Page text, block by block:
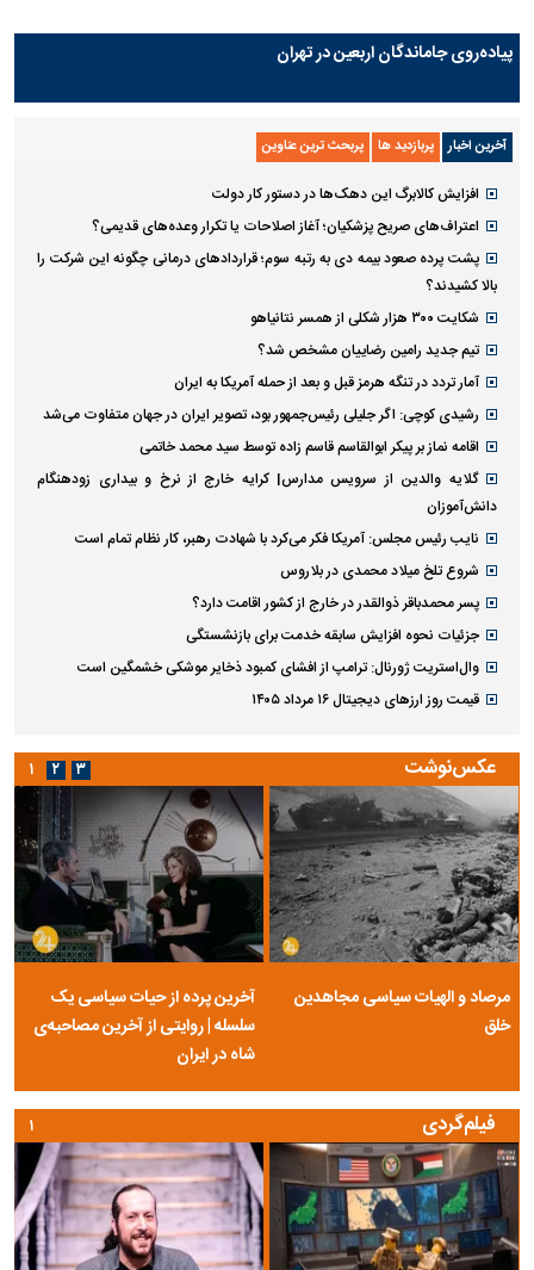
پیاده‌روی جاماندگان اربعین در تهران
آخرین اخبار پربازدید ها پربحث ترین عناوین
افزایش کالابرگ این دهک‌ها در دستور کار دولت
پشت پرده صعود بیمه دی به رتبه سوم؛ قراردادهای درمانی چگونه این شرکت را
بالا کشیدند؟
شکایت ۳۰۰ هزار شکلی از همسر نتانیاهو
تیم جدید رامین رضاییان مشخص شد؟
آمار تردد در تنگه هرمز قبل و بعد از حمله آمریکا به ایران
رشیدی کوچی: اگر جلیلی رئیس‌جمهور بود، تصویر ایران در جهان متفاوت می‌شد
اقامه نماز بر پیکر ابوالقاسم قاسم زاده توسط سید محمد خاتمی
گلایه والدین از سرویس مدارس| کرایه خارج از نرخ و بیداری زودهنگام
دانش‌آموزان
نایب رئیس مجلس: آمریکا فکر می‌کرد با شهادت رهبر، کار نظام تمام است
شروع تلخ میلاد محمدی در بلاروس
پسر محمدباقر ذوالقدر در خارج از کشور اقامت دارد؟
جزئیات نحوه افزایش سابقه خدمت برای بازنشستگی
قیمت روز ارز‌های دیجیتال ۱۶ مرداد ۱۴۰۵
عکس‌نوشت
خلق
آخرین پرده از حیات سیاسی یک
سلسله | روایتی از آخرین مصاحبه‌ی
۱ ۲ ۳
فیلم‌گردی ۱